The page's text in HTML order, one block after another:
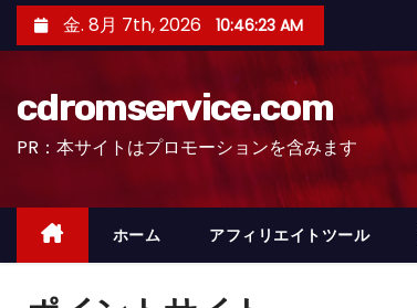
ン
ッ
金. 8月 7th, 2026 10:46:24 AM
cdromservice.com
PR：本サイトはプロモーションを含みます
ホーム アフィリエイトツール